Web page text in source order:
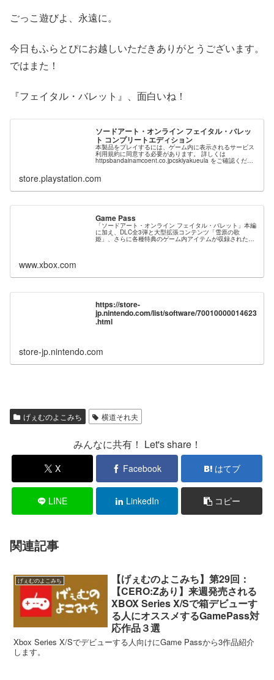
ごっこ遊びよ、永遠に。
今日もふらとぴにお越しいただきありがとうございます。
ではまた！
『フェイタル・バレット』、面白いね！
ソードアート・オンライン フェイタル・バレッ
ト コンプリートエディション
本製品をプレイするには、ゲーム内に表示されるサービス
利用規約に同意する必要があります。 詳しくは
httpsbandainamcoent.co.jpcskiyakueula をご確認くださ
ードアート・オンライン ...
store.playstation.com
Game Pass
「ソードアート・オンライン フェイタル・バレット」本編
に加え、DLC全3弾と大型拡張コンテンツ「雪原の歌
姫」、さらに各種特典のゲーム内アイテムが収録されたコ
ンプリートエディション！ お求めになりやすい価格となっ
www.xbox.com
https://store-
jp.nintendo.com/list/software/70010000014623
.html
store-jp.nintendo.com
げぇむのよこみち 横道それ夫
みんなに共有！ Let's share！
X Facebook はてブ
LINE LinkedIn コピー
関連記事
げぇむのよこみち
【げぇむのよこみち】第29回：
【CERO:Zあり】来週発売される
XBOX Series X/Sで箱デビューす
る人にオススメするGamePass対
応作品３選
Xbox Series X/Sでデビューする人向けにGame Passから3作品紹介
します。